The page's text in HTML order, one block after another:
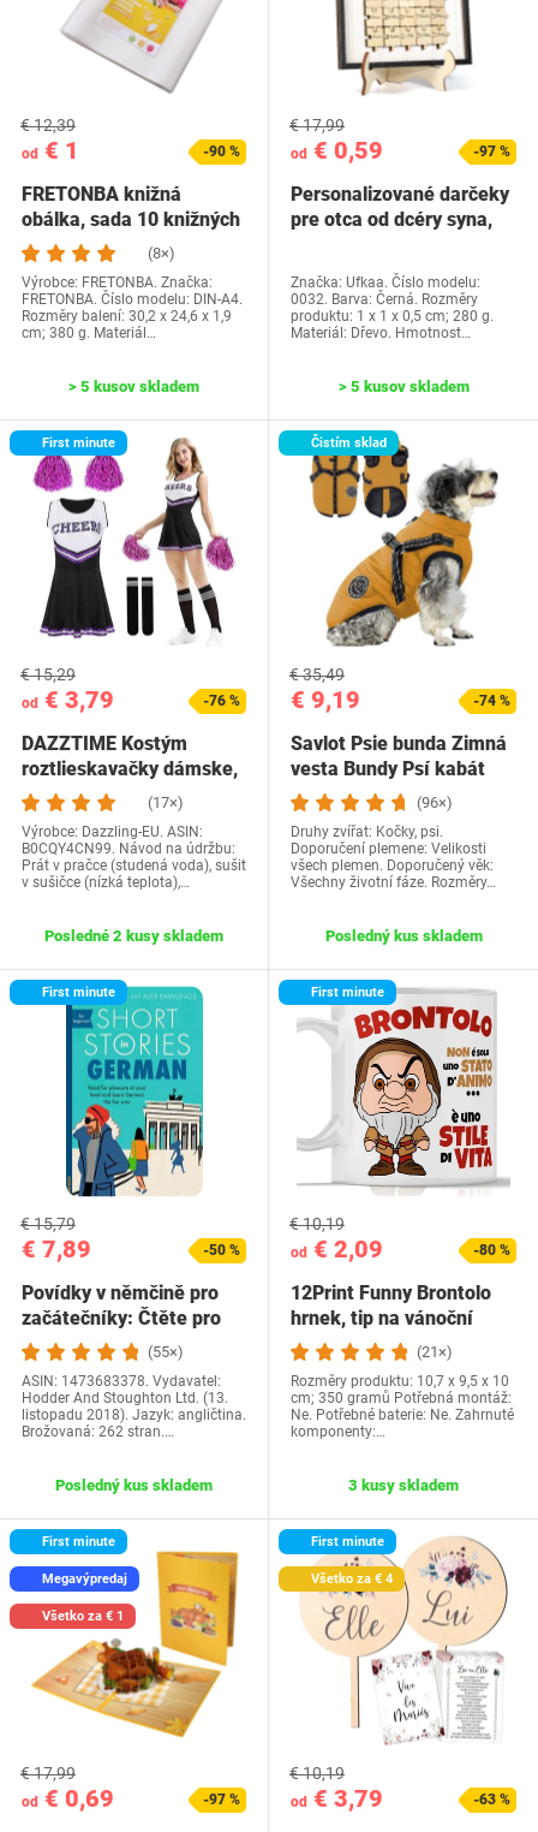
od € 1
€ 12,39
-90 %
FRETONBA knižná
obálka, sada 10 knižných
dosiek, priehľadné…
(8×)
Výrobce: FRETONBA. Značka:
FRETONBA. Číslo modelu: DIN-A4.
Rozměry balení: 30,2 x 24,6 x 1,9
cm; 380 g. Materiál…
> 5 kusov skladem
od € 0,59
€ 17,99
-97 %
Personalizované darčeky
pre otca od dcéry syna,
Značka: Ufkaa. Číslo modelu:
0032. Barva: Černá. Rozměry
produktu: 1 x 1 x 0,5 cm; 280 g.
Materiál: Dřevo. Hmotnost…
> 5 kusov skladem
First minute
od € 3,79
€ 15,29
-76 %
DAZZTIME Kostým
roztlieskavačky dámske,
kostým…
(17×)
Výrobce: Dazzling-EU. ASIN:
B0CQY4CN99. Návod na údržbu:
Prát v pračce (studená voda), sušit
v sušičce (nízká teplota),…
Posledné 2 kusy skladem
Čistím sklad
€ 9,19
€ 35,49
-74 %
Savlot Psie bunda Zimná
vesta Bundy Psí kabát
Psí sveter…
(96×)
Druhy zvířat: Kočky, psi.
Doporučení plemene: Velikosti
všech plemen. Doporučený věk:
Všechny životní fáze. Rozměry…
Posledný kus skladem
First minute
€ 7,89
€ 15,79
-50 %
Povídky v němčině pro
začátečníky: Čtěte pro
radost na své…(55×)
ASIN: 1473683378. Vydavatel:
Hodder And Stoughton Ltd. (13.
listopadu 2018). Jazyk: angličtina.
Brožovaná: 262 stran.…
Posledný kus skladem
First minute
od € 2,09
€ 10,19
-80 %
12Print Funny Brontolo
hrnek, tip na vánoční
dárek a…
(21×)
Rozměry produktu: 10,7 x 9,5 x 10
cm; 350 gramů Potřebná montáž:
Ne. Potřebné baterie: Ne. Zahrnuté
komponenty:…
3 kusy skladem
First minute
Megavýpredaj
Všetko za € 1
od € 0,69
€ 17,99
-97 %
First minute
Všetko za € 4
od € 3,79
€ 10,19
-63 %